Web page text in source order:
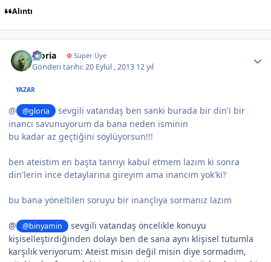
Alıntı
gloria ΦSüper Üye
Gönderi tarihi:20 Eylül , 2013 12 yıl
YAZAR
@ @gloria
sevgili vatandaş ben sanki burada bir din'i bir
inancı savunuyorum da bana neden isminin
bu kadar az geçtiğini söylüyorsun!!!
ben ateistim en başta tanrıyı kabul etmem lazım ki sonra
din'lerin ince detaylarına gireyim ama inancım yok'ki?
bu bana yöneltilen soruyu bir inançlıya sormanız lazım
@ @binyamin
sevgili vatandaş öncelikle konuyu
kişiselleştirdiğinden dolayı ben de sana aynı klişisel tutumla
karşılık veriyorum: Ateist misin değil misin diye sormadım,